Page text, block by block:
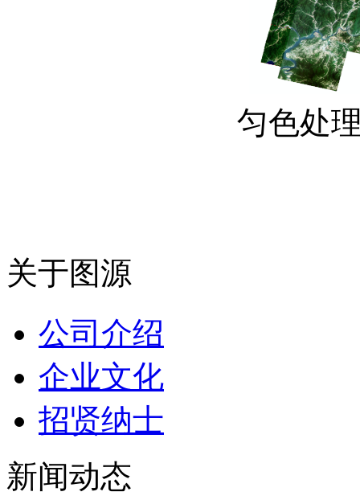
匀色处
关于图源
公司介绍
企业文化
招贤纳士
新闻动态